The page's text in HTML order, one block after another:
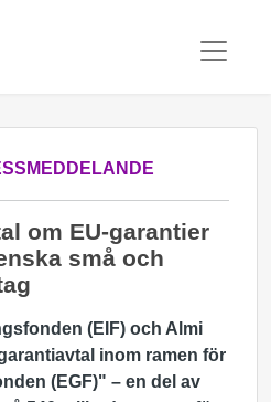
om EU-garantier
små och
(EIF) och Almi
inom ramen för
(EGF)" – en del av